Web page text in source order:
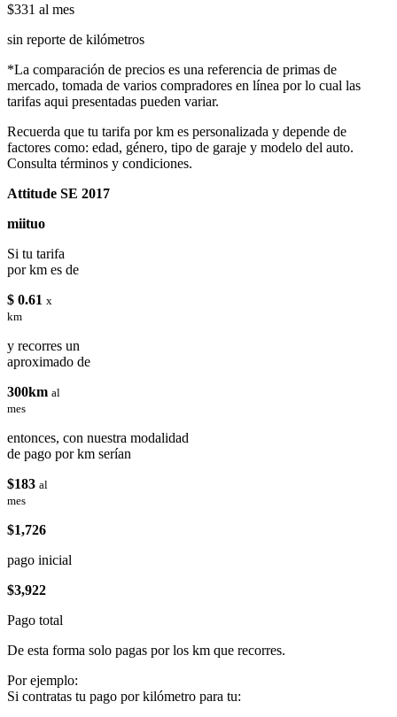
$331 al mes
sin reporte de kilómetros
*La comparación de precios es una referencia de primas de
mercado, tomada de varios compradores en línea por lo cual las
tarifas aqui presentadas pueden variar.
Recuerda que tu tarifa por km es personalizada y depende de
factores como: edad, género, tipo de garaje y modelo del auto.
Consulta términos y condiciones.
Attitude SE 2017
miituo
Si tu tarifa
por km es de
$ 0.61 x
km
y recorres un
aproximado de
300km al
mes
entonces, con nuestra modalidad
de pago por km serían
$183 al
mes
$1,726
pago inicial
$3,922
Pago total
De esta forma solo pagas por los km que recorres.
Por ejemplo:
Si contratas tu pago por kilómetro para tu: